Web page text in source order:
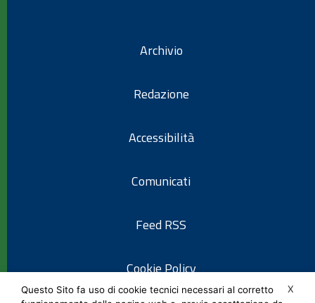
Archivio
Redazione
Accessibilità
Comunicati
Feed RSS
Cookie Policy
X
Questo Sito fa uso di cookie tecnici necessari al corretto